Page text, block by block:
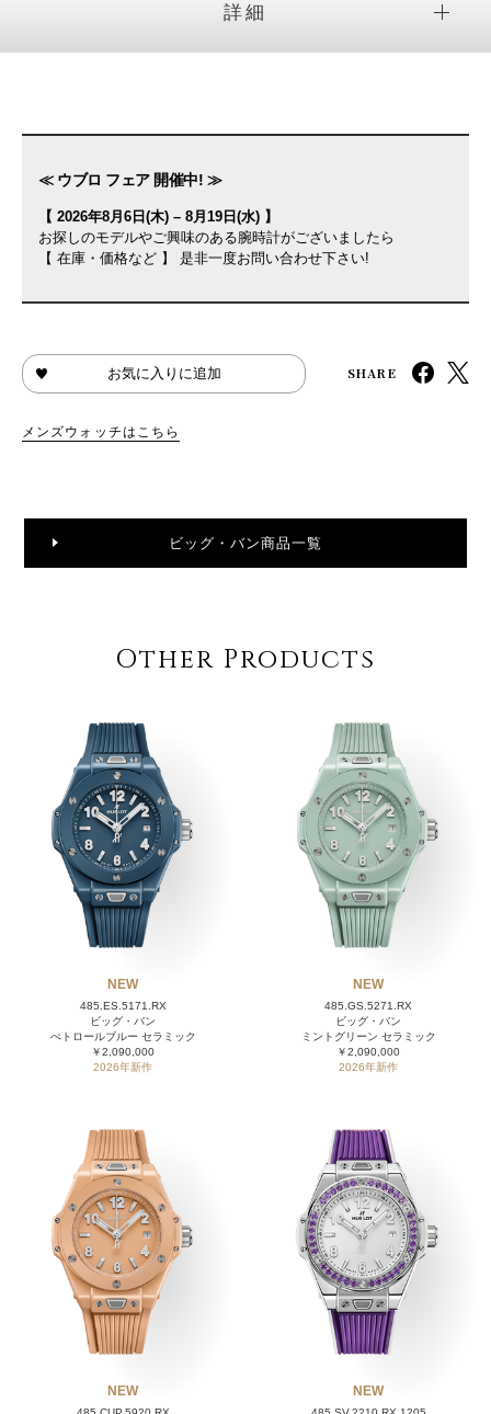
詳細
≪ ウブロ フェア 開催中! ≫
【 2026年8月6日(木) – 8月19日(水) 】
お探しのモデルやご興味のある腕時計がございましたら
【 在庫・価格など 】 是非一度お問い合わせ下さい!
お気に入りに追加 SHARE
メンズウォッチはこちら
ビッグ・バン商品一覧
Other Products
NEW
485.ES.5171.RX
ビッグ・バン
ぺトロールブルー セラミック
￥2,090,000
2026年新作
NEW
485.GS.5271.RX
ビッグ・バン
ミントグリーン セラミック
￥2,090,000
2026年新作
NEW NEW